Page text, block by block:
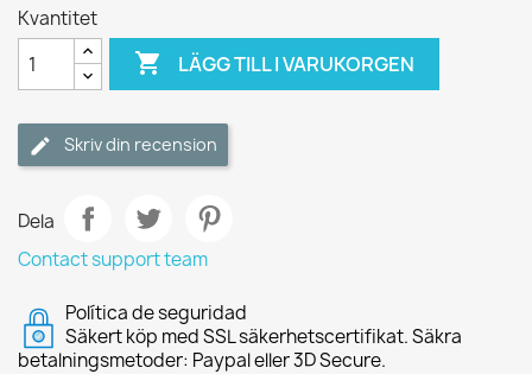
Kvantitet
 LÄGG TILL I VARUKORGEN
Skriv din recension
Dela
Contact support team
Política de seguridad
Säkert köp med SSL säkerhetscertifikat. Säkra
betalningsmetoder: Paypal eller 3D Secure.